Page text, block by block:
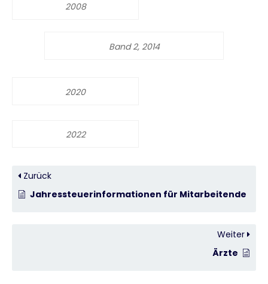
2008
Band 2, 2014
2020
2022
Zurück
Jahressteuerinformationen für Mitarbeitende
Weiter
Ärzte